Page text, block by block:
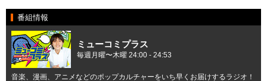
番組情報
ミューコミプラス
毎週月曜〜木曜 24:00 - 24:53
音楽、漫画、アニメなどのポップカルチャーをいち早くお届けするラジオ！